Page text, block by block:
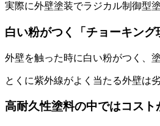
実際に外壁塗装でラジカル制御型
白い粉がつく「チョーキング
外壁を触った時に白い粉がつく、
とくに紫外線がよく当たる外壁は
高耐久性塗料の中ではコスト